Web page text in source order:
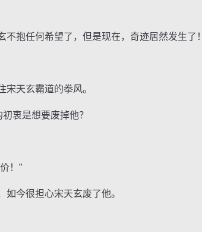
抱任何希望了，但是现在，奇迹居然发生了！
天玄霸道的拳风。
衷是想要废掉他？
！”
今很担心宋天玄废了他。